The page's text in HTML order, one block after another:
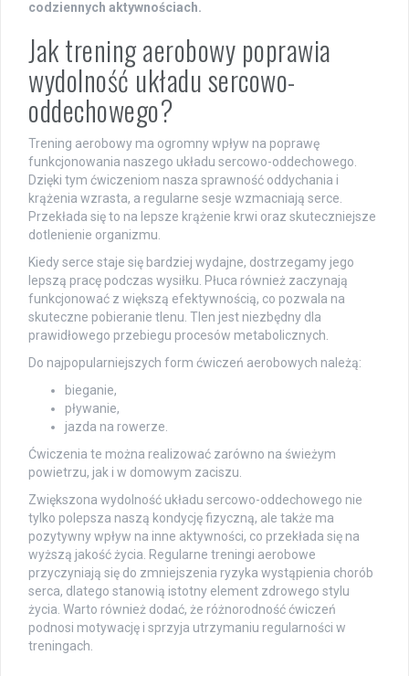
codziennych aktywnościach.
Jak trening aerobowy poprawia
wydolność układu sercowo-
oddechowego?
Trening aerobowy ma ogromny wpływ na poprawę
funkcjonowania naszego układu sercowo-oddechowego.
Dzięki tym ćwiczeniom nasza sprawność oddychania i
krążenia wzrasta, a regularne sesje wzmacniają serce.
Przekłada się to na lepsze krążenie krwi oraz skuteczniejsze
dotlenienie organizmu.
Kiedy serce staje się bardziej wydajne, dostrzegamy jego
lepszą pracę podczas wysiłku. Płuca również zaczynają
funkcjonować z większą efektywnością, co pozwala na
skuteczne pobieranie tlenu. Tlen jest niezbędny dla
prawidłowego przebiegu procesów metabolicznych.
Do najpopularniejszych form ćwiczeń aerobowych należą:
bieganie,
pływanie,
jazda na rowerze.
Ćwiczenia te można realizować zarówno na świeżym
powietrzu, jak i w domowym zaciszu.
Zwiększona wydolność układu sercowo-oddechowego nie
tylko polepsza naszą kondycję fizyczną, ale także ma
pozytywny wpływ na inne aktywności, co przekłada się na
wyższą jakość życia. Regularne treningi aerobowe
przyczyniają się do zmniejszenia ryzyka wystąpienia chorób
serca, dlatego stanowią istotny element zdrowego stylu
życia. Warto również dodać, że różnorodność ćwiczeń
podnosi motywację i sprzyja utrzymaniu regularności w
treningach.